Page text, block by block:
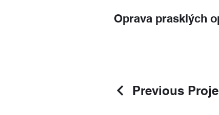
Oprava prasklých
Previous